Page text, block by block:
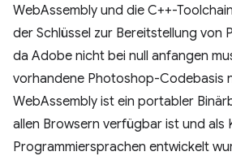
WebAssembly und die C++-Toolchain
der Schlüssel zur Bereitstellung von
da Adobe nicht bei null anfangen
vorhandene Photoshop-Codebasis
WebAssembly ist ein portabler
allen Browsern verfügbar ist und als
Programmiersprachen entwickelt